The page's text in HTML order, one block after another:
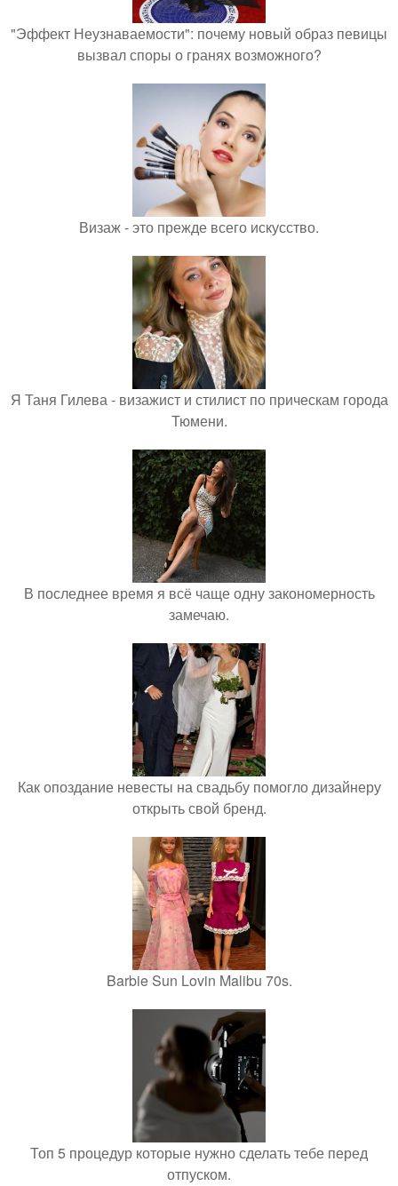
"Эффект Неузнаваемости": почему новый образ певицы
вызвал споры о гранях возможного?
Визаж - это прежде всего искусство.
Я Таня Гилева - визажист и стилист по прическам города
Тюмени.
В последнее время я всё чаще одну закономерность
замечаю.
Как опоздание невесты на свадьбу помогло дизайнеру
открыть свой бренд.
Barbie Sun Lovin Malibu 70s.
Топ 5 процедур которые нужно сделать тебе перед
отпуском.